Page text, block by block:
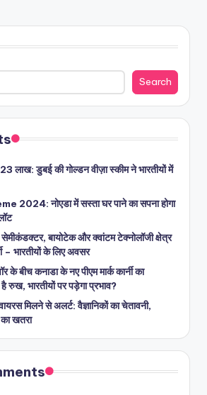
Search
लाख: डुबई की गोल्डन वीज़ा स्कीम ने भारतीयों में
2024: नोएडा में सस्ता घर पाने का सपना होगा
बायोटेक और क्वांटम टेक्नोलॉजी क्षेत्र
– भारतीयों के लिए अवसर
के बीच कनाडा के नए पीएम मार्क कार्नी का
रुख, भारतीयों पर पड़ेगा प्रभाव?
मिलने से अलर्ट: वैज्ञानिकों का चेतावनी,
खतरा